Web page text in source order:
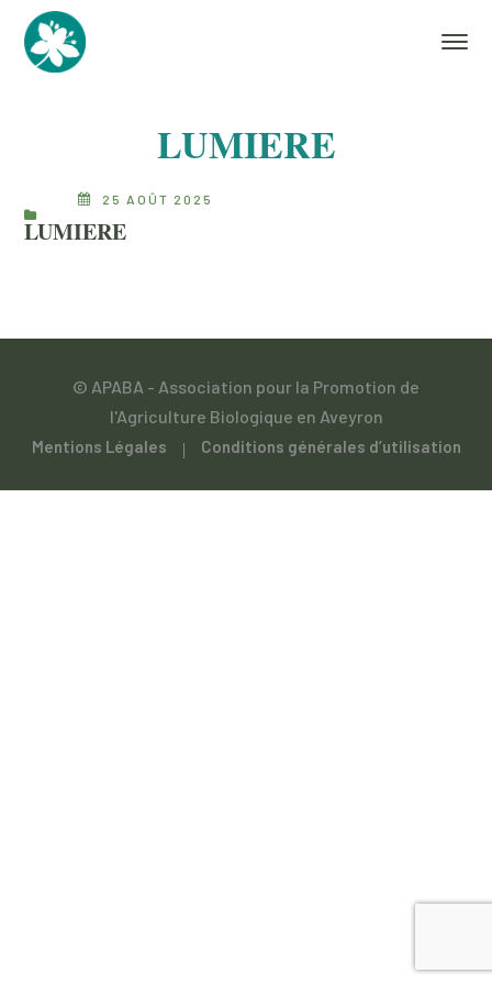
LUMIERE
25 AOÛT 2025
LUMIERE
© APABA - Association pour la Promotion de
l'Agriculture Biologique en Aveyron
Mentions Légales Conditions générales d’utilisation